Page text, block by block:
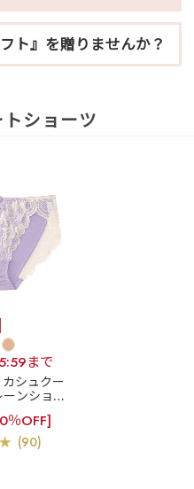
ト』を贈りませんか？
ショーツ
まで
カシュクー
ンショー
％OFF]
(90)